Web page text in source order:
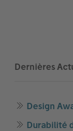
Dernières
Design
Durabilité